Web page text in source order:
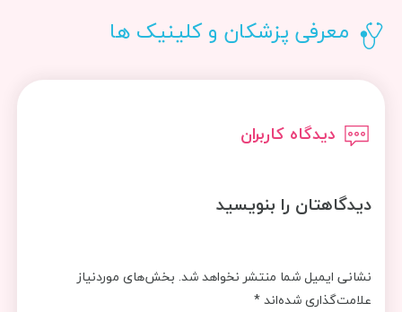
معرفی پزشکان و کلینیک ها
دیدگاه کاربران
دیدگاهتان را بنویسید
نشانی ایمیل شما منتشر نخواهد شد. بخش‌های موردنیاز
علامت‌گذاری شده‌اند*